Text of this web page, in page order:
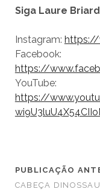
Siga Laure Briard
Instagram: https://
Facebook:
https://
YouTube:
https://
PUBLICAÇÃO
CABEÇA